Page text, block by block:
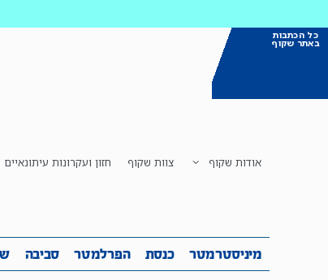
כל הכתבות
באתר שקוף
אודות שקוף צוות שקוף חזון ועקרונות עיתונאיים
מיניסטרמטר כנסת הפרלמטר סביבה
מיניסטרמטר כנסת